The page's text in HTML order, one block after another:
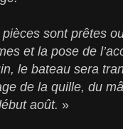
sont prêtes
et la pose de
le bateau sera
de la quille, du
août. »